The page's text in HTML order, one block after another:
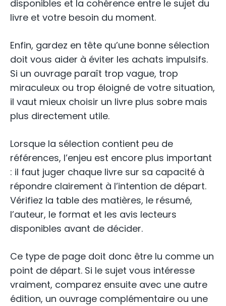
disponibles et la cohérence entre le sujet du
livre et votre besoin du moment.
Enfin, gardez en tête qu’une bonne sélection
doit vous aider à éviter les achats impulsifs.
Si un ouvrage paraît trop vague, trop
miraculeux ou trop éloigné de votre situation,
il vaut mieux choisir un livre plus sobre mais
plus directement utile.
Lorsque la sélection contient peu de
références, l’enjeu est encore plus important
: il faut juger chaque livre sur sa capacité à
répondre clairement à l’intention de départ.
Vérifiez la table des matières, le résumé,
l’auteur, le format et les avis lecteurs
disponibles avant de décider.
Ce type de page doit donc être lu comme un
point de départ. Si le sujet vous intéresse
vraiment, comparez ensuite avec une autre
édition, un ouvrage complémentaire ou une